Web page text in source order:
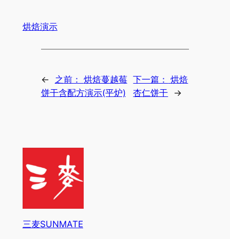
烘焙演示
← 之前： 烘焙蔓越莓
饼干含配方演示(平炉)
下一篇：
烘焙
杏仁饼干
→
三麦SUNMATE